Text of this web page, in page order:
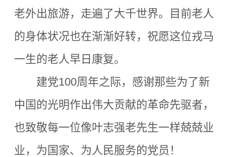
老外出旅游，走遍了大千世界。目前老人
的身体状况也在渐渐好转，祝愿这位戎马
一生的老人早日康复。
建党100周年之际，感谢那些为了新
中国的光明作出伟大贡献的革命先驱者，
也致敬每一位像叶志强老先生一样兢兢业
业，为国家、为人民服务的党员！